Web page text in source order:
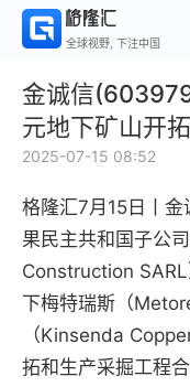
全球视野, 下注中国
金诚信
元地下矿山开
2025-07-15 08:52
格隆汇7月15日丨
果民主共和国子公
Construction
下梅特瑞斯（
（Kinsenda
拓和生产采掘工程